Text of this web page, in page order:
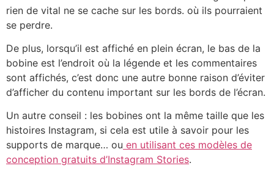
rien de vital ne se cache sur les bords. où ils pourraient
se perdre.
De plus, lorsqu’il est affiché en plein écran, le bas de la
bobine est l’endroit où la légende et les commentaires
sont affichés, c’est donc une autre bonne raison d’éviter
d’afficher du contenu important sur les bords de l’écran.
Un autre conseil : les bobines ont la même taille que les
histoires Instagram, si cela est utile à savoir pour les
supports de marque… ou en utilisant ces modèles de
conception gratuits d’Instagram Stories.